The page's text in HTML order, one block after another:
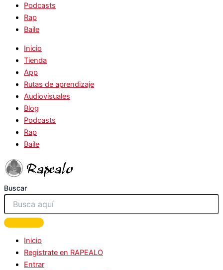
Podcasts
Rap
Baile
Inicio
Tienda
App
Rutas de aprendizaje
Audiovisuales
Blog
Podcasts
Rap
Baile
Buscar
Inicio
Registrate en RAPEALO
Entrar